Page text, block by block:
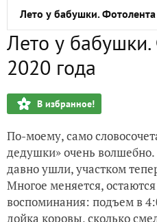
Лето у бабушки.
Сезон-2020. Томаты
Сезон-2020. Томаты 'Де
Сезон-2020. Томат 'Черри
Братья наши, пернатые!
Сезон 2020. Томаты
Лето у бабушки.
2020 года
В избранное!
По-моему, само
дедушки» очень
давно ушли, участком
Многое меняется,
воспоминания: подъем в
дойка коровы, сколько